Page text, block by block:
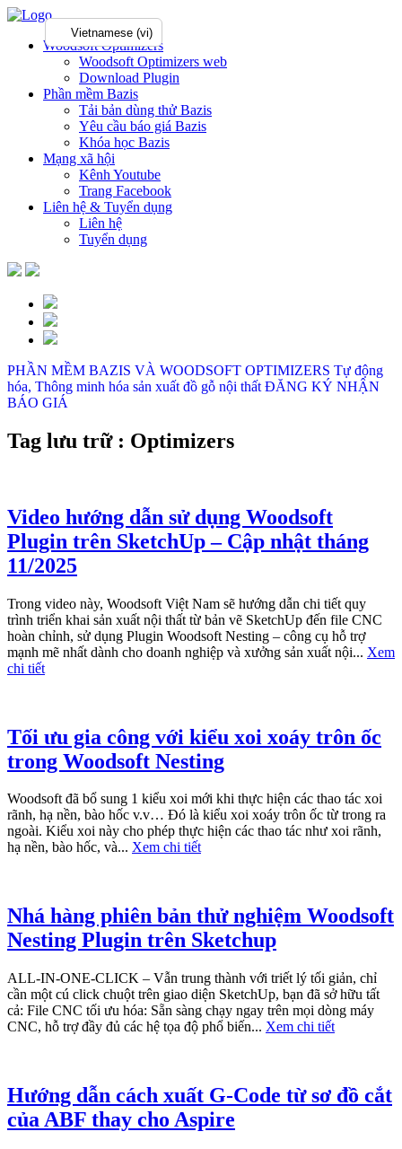
Woodsoft Optimizers
Woodsoft Optimizers web
Download Plugin
Phần mềm Bazis
Tải bản dùng thử Bazis
Yêu cầu báo giá Bazis
Khóa học Bazis
Mạng xã hội
Kênh Youtube
Trang Facebook
Liên hệ & Tuyển dụng
Liên hệ
Tuyển dụng
PHẦN MỀM BAZIS VÀ WOODSOFT OPTIMIZERS Tự động
hóa, Thông minh hóa sản xuất đồ gỗ nội thất ĐĂNG KÝ NHẬN
BÁO GIÁ
Tag lưu trữ : Optimizers
Video hướng dẫn sử dụng Woodsoft
Plugin trên SketchUp – Cập nhật tháng
11/2025
Trong video này, Woodsoft Việt Nam sẽ hướng dẫn chi tiết quy
trình triển khai sản xuất nội thất từ bản vẽ SketchUp đến file CNC
hoàn chỉnh, sử dụng Plugin Woodsoft Nesting – công cụ hỗ trợ
mạnh mẽ nhất dành cho doanh nghiệp và xưởng sản xuất nội... Xem
chi tiết
Tối ưu gia công với kiểu xoi xoáy trôn ốc
trong Woodsoft Nesting
Woodsoft đã bổ sung 1 kiểu xoi mới khi thực hiện các thao tác xoi
rãnh, hạ nền, bào hốc v.v… Đó là kiểu xoi xoáy trôn ốc từ trong ra
ngoài. Kiểu xoi này cho phép thực hiện các thao tác như xoi rãnh,
hạ nền, bào hốc, và... Xem chi tiết
Nhá hàng phiên bản thử nghiệm Woodsoft
Nesting Plugin trên Sketchup
ALL-IN-ONE-CLICK – Vẫn trung thành với triết lý tối giản, chỉ
cần một cú click chuột trên giao diện SketchUp, bạn đã sở hữu tất
cả: File CNC tối ưu hóa: Sẵn sàng chạy ngay trên mọi dòng máy
CNC, hỗ trợ đầy đủ các hệ tọa độ phổ biến... Xem chi tiết
Hướng dẫn cách xuất G-Code từ sơ đồ cắt
của ABF thay cho Aspire
Vietnamese (vi)